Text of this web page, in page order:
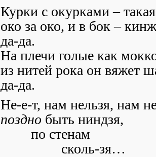
Курки с окурками –
око за око, и в бок –
да-да.
На плечи голые как
из нитей рока он вяжет
да-да.
Не-е-т, нам нельзя, нам
поздно быть ниндзя,
по стенам
сколь-зя…